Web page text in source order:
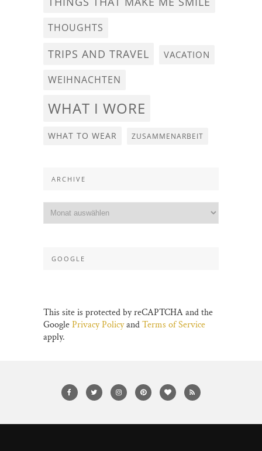
THOUGHTS
TRIPS AND TRAVEL VACATION
WEIHNACHTEN
WHAT I WORE
WHAT TO WEAR ZUSAMMENARBEIT
ARCHIVE
GOOGLE
This site is protected by reCAPTCHA and the
GooglePrivacy PolicyandTerms of Service
apply.